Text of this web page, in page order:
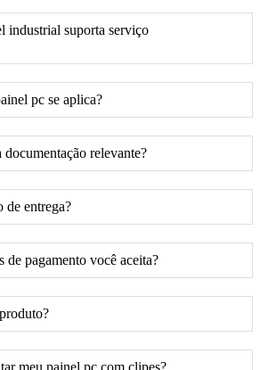
industrial suporta serviço
pc se aplica?
relevante?
de entrega?
de pagamento você aceita?
meu painel pc com clipes?